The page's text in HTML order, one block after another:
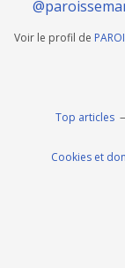
Voir le profil de
Top articles
Cookies et